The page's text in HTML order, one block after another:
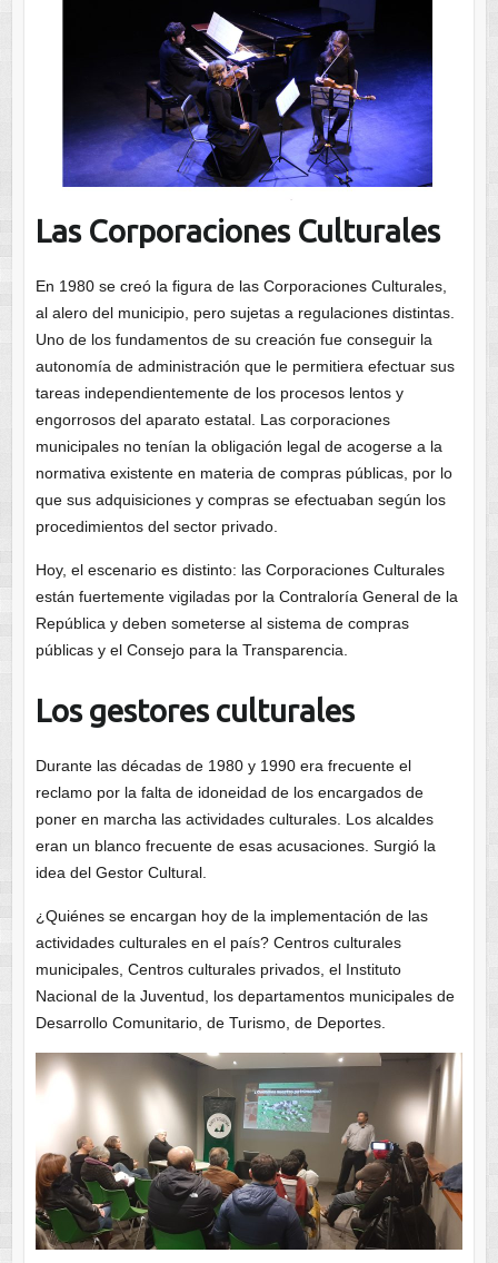
Las Corporaciones Culturales
En 1980 se creó la figura de las Corporaciones Culturales,
al alero del municipio, pero sujetas a regulaciones distintas.
Uno de los fundamentos de su creación fue conseguir la
autonomía de administración que le permitiera efectuar sus
tareas independientemente de los procesos lentos y
engorrosos del aparato estatal. Las corporaciones
municipales no tenían la obligación legal de acogerse a la
normativa existente en materia de compras públicas, por lo
que sus adquisiciones y compras se efectuaban según los
procedimientos del sector privado.
Hoy, el escenario es distinto: las Corporaciones Culturales
están fuertemente vigiladas por la Contraloría General de la
República y deben someterse al sistema de compras
públicas y el Consejo para la Transparencia.
Los gestores culturales
Durante las décadas de 1980 y 1990 era frecuente el
reclamo por la falta de idoneidad de los encargados de
poner en marcha las actividades culturales. Los alcaldes
eran un blanco frecuente de esas acusaciones. Surgió la
idea del Gestor Cultural.
¿Quiénes se encargan hoy de la implementación de las
actividades culturales en el país? Centros culturales
municipales, Centros culturales privados, el Instituto
Nacional de la Juventud, los departamentos municipales de
Desarrollo Comunitario, de Turismo, de Deportes.